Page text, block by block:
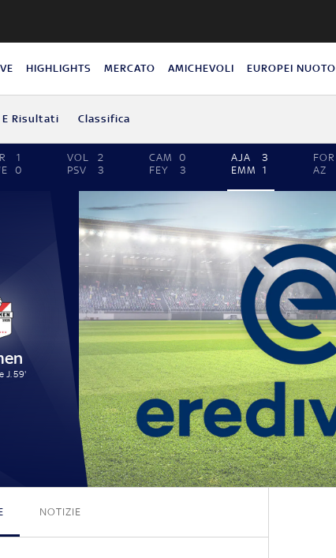
HIGHLIGHTS MERCATO AMICHEVOLI EUROPEI NUOTO
E Risultati Classifica
1
0
VOL
2
PSV
3
CAM
0
FEY
3
AJA
3
EMM
1
FOR
AZ
J. 59'
3 - 1
NOTIZIE